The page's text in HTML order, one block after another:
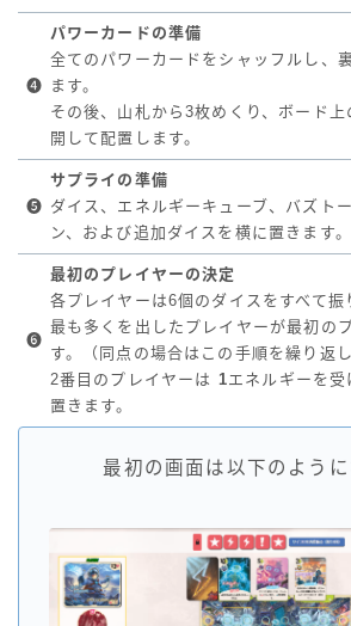
❹
パワーカードの準備
全てのパワーカードをシャッフルし、
ます。
その後、山札から3枚めくり、ボード
開して配置します。
❺
サプライの準備
ダイス、エネルギーキューブ、バズト
ン、および追加ダイスを横に置きます。
❻
最初のプレイヤーの決定
各プレイヤーは6個のダイスをすべて振
最も多くを出したプレイヤーが最初の
す。（同点の場合はこの手順を繰り返し
2番目のプレイヤーは 1エネルギーを
置きます。
最初の画面は以下のよう